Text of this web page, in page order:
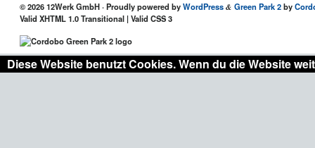
© 2026 12Werk GmbH · Proudly powered byWordPress& Green Park 2by
Valid XHTML 1.0 Transitional | Valid CSS 3
Diese Website benutzt Cookies. Wenn du die Website